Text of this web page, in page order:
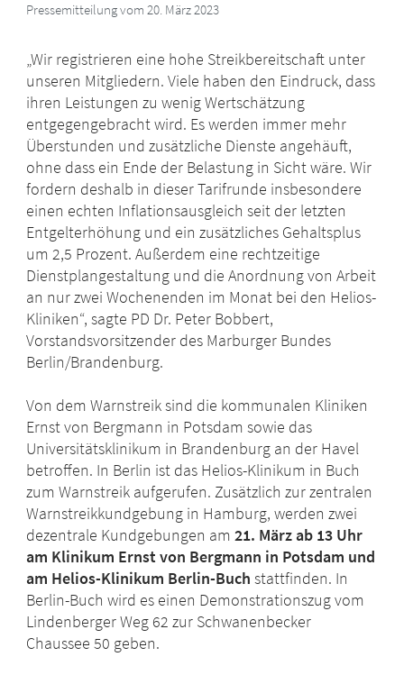
Pressemitteilung vom 20. März 2023
„Wir registrieren eine hohe Streikbereitschaft unter
unseren Mitgliedern. Viele haben den Eindruck, dass
ihren Leistungen zu wenig Wertschätzung
entgegengebracht wird. Es werden immer mehr
Überstunden und zusätzliche Dienste angehäuft,
ohne dass ein Ende der Belastung in Sicht wäre. Wir
fordern deshalb in dieser Tarifrunde insbesondere
einen echten Inflationsausgleich seit der letzten
Entgelterhöhung und ein zusätzliches Gehaltsplus
um 2,5 Prozent. Außerdem eine rechtzeitige
Dienstplangestaltung und die Anordnung von Arbeit
an nur zwei Wochenenden im Monat bei den Helios-
Kliniken“, sagte PD Dr. Peter Bobbert,
Vorstandsvorsitzender des Marburger Bundes
Berlin/Brandenburg.
Von dem Warnstreik sind die kommunalen Kliniken
Ernst von Bergmann in Potsdam sowie das
Universitätsklinikum in Brandenburg an der Havel
betroffen. In Berlin ist das Helios-Klinikum in Buch
zum Warnstreik aufgerufen. Zusätzlich zur zentralen
Warnstreikkundgebung in Hamburg, werden zwei
dezentrale Kundgebungen am21. März ab 13 Uhr
am Klinikum Ernst von Bergmann in Potsdam und
am Helios-Klinikum Berlin-Buch stattfinden. In
Berlin-Buch wird es einen Demonstrationszug vom
Lindenberger Weg 62 zur Schwanenbecker
Chaussee 50 geben.